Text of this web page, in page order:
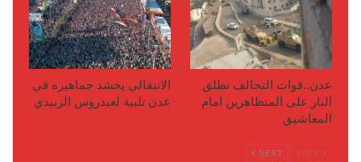
عدن..قوات التحالف تطلق
النار على المتظاهرين امام
المعاشيق
الانتقالي يحشد جماهيره في
عدن تلبية لعيدروس الزبيدي
NEXT